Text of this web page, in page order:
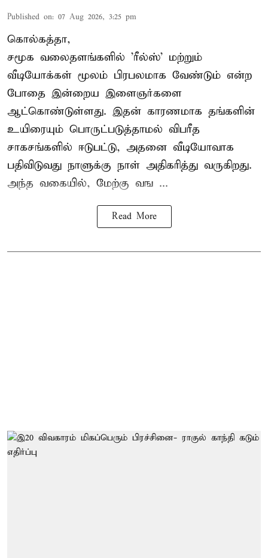
Published on: 07 Aug 2026, 3:25 pm
கொல்கத்தா,
சமூக வலைதளங்களில் 'ரீல்ஸ்' மற்றும்
வீடியோக்கள் மூலம் பிரபலமாக வேண்டும் என்ற
போதை இன்றைய இளைஞர்களை
ஆட்கொண்டுள்ளது. இதன் காரணமாக தங்களின்
உயிரையும் பொருட்படுத்தாமல் விபரீத
சாகசங்களில் ஈடுபட்டு, அதனை வீடியோவாக
பதிவிடுவது நாளுக்கு நாள் அதிகரித்து வருகிறது.
அந்த வகையில், மேற்கு வங ...
Read More